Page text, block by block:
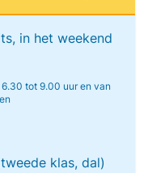
in het weekend
tot 9.00 uur en van
klas, dal)